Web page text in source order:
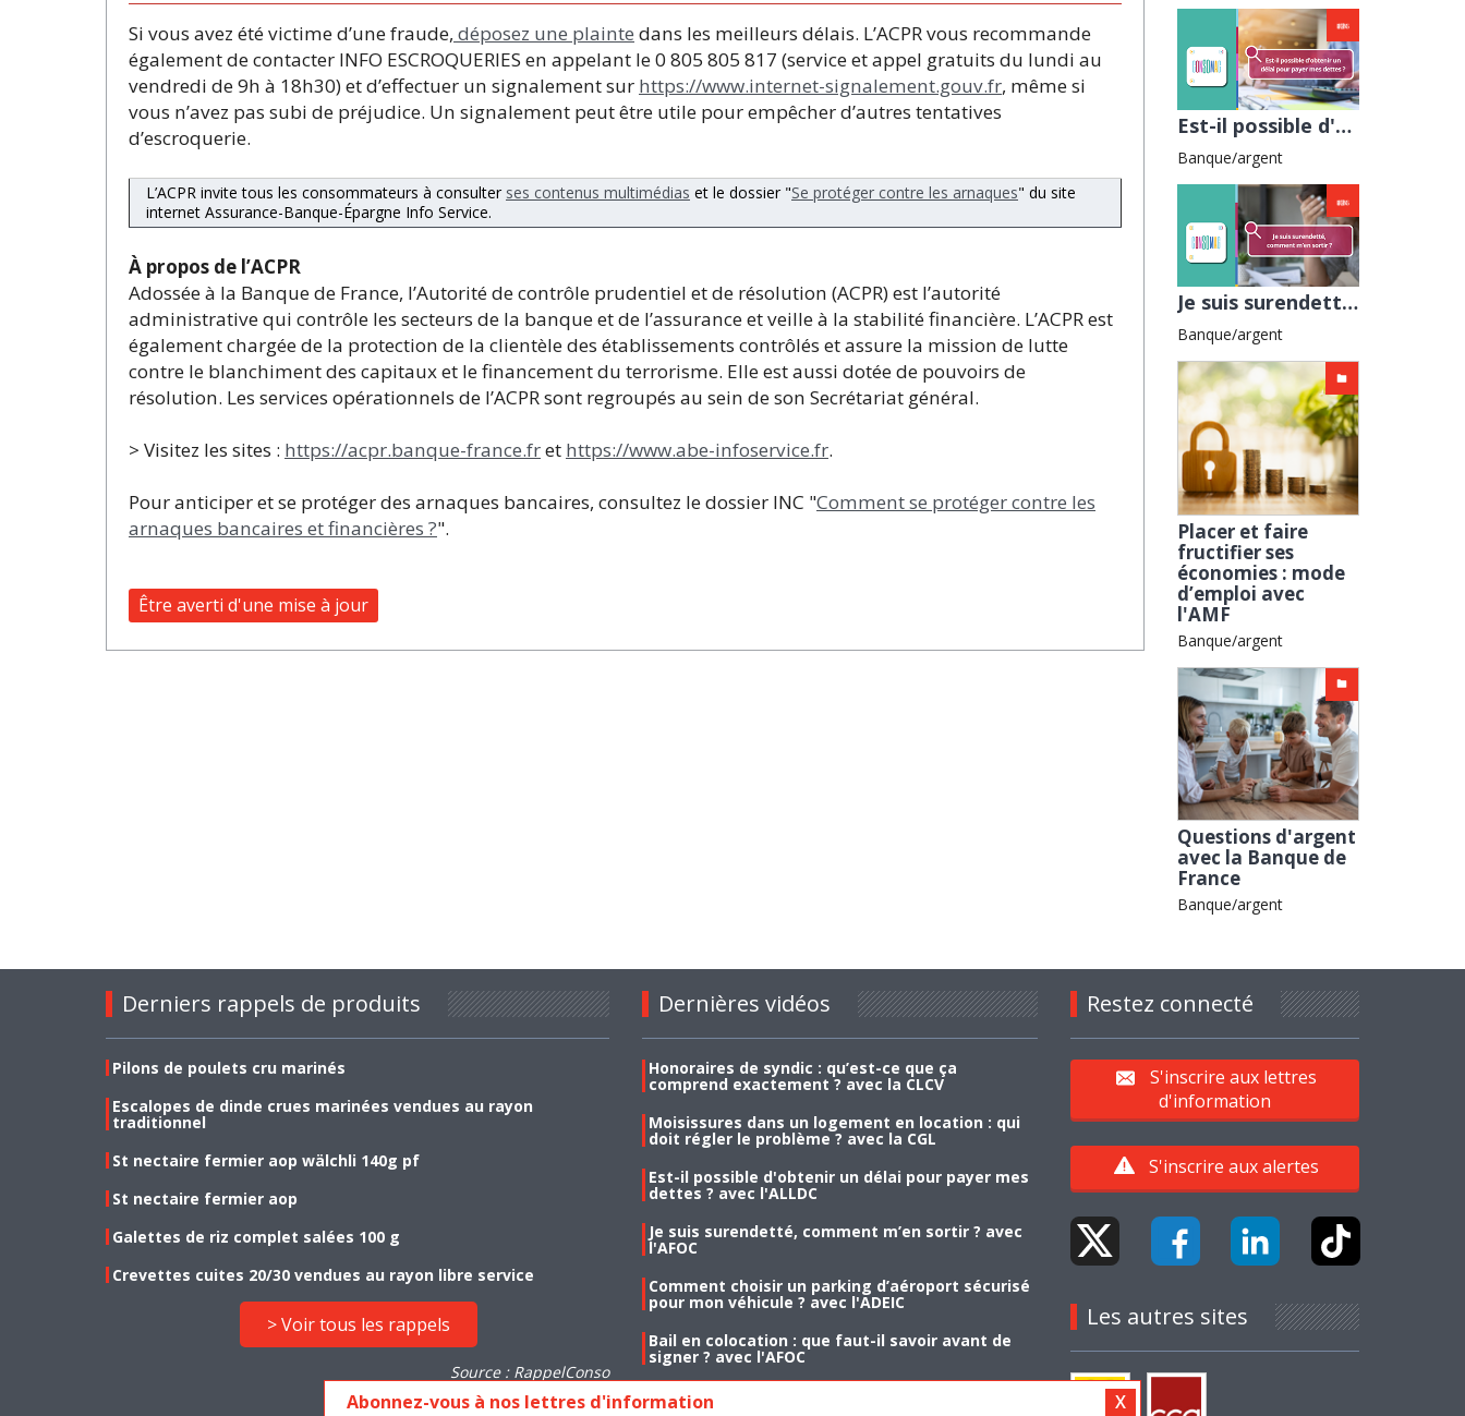
Si vous avez été victime d’une fraude, déposez une plainte dans les meilleurs délais. L’ACPR vous recommande
également de contacter INFO ESCROQUERIES en appelant le 0 805 805 817 (service et appel gratuits du lundi au
vendredi de 9h à 18h30) et d’effectuer un signalement sur https://www.internet-signalement.gouv.fr, même si
vous n’avez pas subi de préjudice. Un signalement peut être utile pour empêcher d’autres tentatives
d’escroquerie.
L’ACPR invite tous les consommateurs à consulter ses contenus multimédias et le dossier "Se protéger contre les arnaques" du site
internet Assurance-Banque-Épargne Info Service.
À propos de l’ACPR
Adossée à la Banque de France, l’Autorité de contrôle prudentiel et de résolution (ACPR) est l’autorité
administrative qui contrôle les secteurs de la banque et de l’assurance et veille à la stabilité financière. L’ACPR est
également chargée de la protection de la clientèle des établissements contrôlés et assure la mission de lutte
contre le blanchiment des capitaux et le financement du terrorisme. Elle est aussi dotée de pouvoirs de
résolution. Les services opérationnels de l’ACPR sont regroupés au sein de son Secrétariat général.
> Visitez les sites : https://acpr.banque-france.fret https://www.abe-infoservice.fr.
Pour anticiper et se protéger des arnaques bancaires, consultez le dossier INC "Comment se protéger contre les
arnaques bancaires et financières ?".
Être averti d'une mise à jour
Est-il possible d'obtenir un délai pour payer mes dettes ? avec l'ALLDC
Banque/argent
Je suis surendetté, comment m’en sortir ? avec l'AFOC
Banque/argent
Placer et faire
fructifier ses
économies : mode
d’emploi avec
l'AMF
Banque/argent
Questions d'argent
avec la Banque de
France
Banque/argent
Derniers rappels de produits
Pilons de poulets cru marinés
Escalopes de dinde crues marinées vendues au rayon
traditionnel
St nectaire fermier aop wälchli 140g pf
St nectaire fermier aop
Galettes de riz complet salées 100 g
Crevettes cuites 20/30 vendues au rayon libre service
> Voir tous les rappels
Source : RappelConso
Dernières vidéos
Honoraires de syndic : qu’est-ce que ça
comprend exactement ? avec la CLCV
Moisissures dans un logement en location : qui
doit régler le problème ? avec la CGL
Est-il possible d'obtenir un délai pour payer mes
dettes ? avec l'ALLDC
Je suis surendetté, comment m’en sortir ? avec
l'AFOC
Comment choisir un parking d’aéroport sécurisé
pour mon véhicule ? avec l'ADEIC
Bail en colocation : que faut-il savoir avant de
signer ? avec l'AFOC
Restez connecté
S'inscrire aux lettres
d'information
S'inscrire aux alertes
Les autres sites
Abonnez-vous à nos lettres d'information